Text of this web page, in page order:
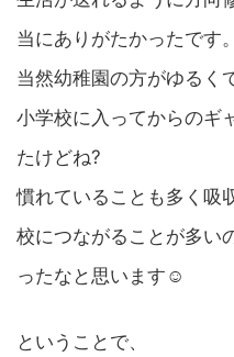
当にありがたかったです。
当然幼稚園の方がゆるく
小学校に入ってからのギ
たけどね?
慣れていることも多く吸
校につながることが多い
ったなと思います☺️
ということで、